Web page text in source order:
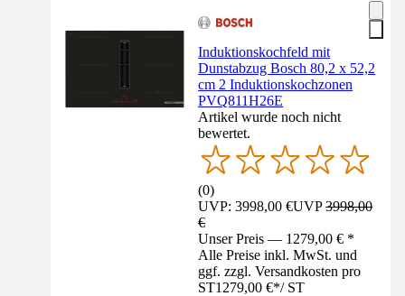
Induktionskochfeld mit
Dunstabzug Bosch 80,2 x 52,2
cm 2 Induktionskochzonen
PVQ811H26E
Artikel wurde noch nicht
bewertet.
(0)
UVP: 3998,00 €UVP3998,00
€
Unser Preis — 1279,00 € *
Alle Preise inkl. MwSt. und
ggf. zzgl. Versandkosten pro
ST1279,00 €*/ ST